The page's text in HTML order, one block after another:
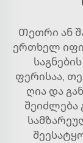
Თეთრი ან
ერთხელ
ფერისაა,
ღია და
შეიძლება